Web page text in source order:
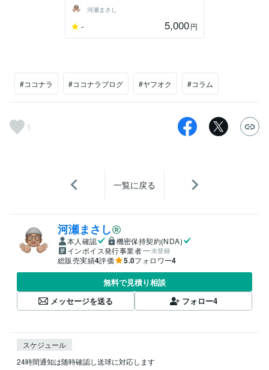
河瀬まさし
- 5,000円
#ココナラ #ココナラブログ #ヤフオク #コラム
5
一覧に戻る
河瀬まさし
本人確認
機密保持契約(NDA)
インボイス発行事業者
未登録
総販売実績4評価 5.0フォロワー4
無料で見積り相談
メッセージを送る
フォロー4
スケジュール
24時間通知は随時確認し送球に対応します